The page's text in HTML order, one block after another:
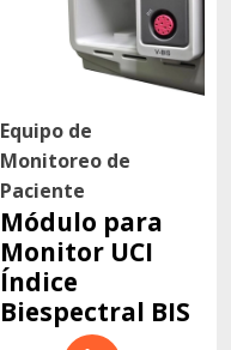
Equipo de
Monitoreo de
Paciente
Módulo para
Monitor UCI
Índice
Biespectral BIS